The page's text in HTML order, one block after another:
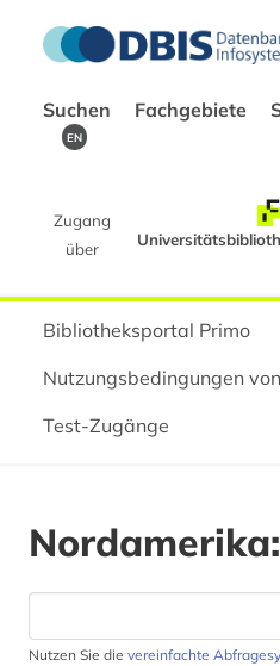
Suchen Fachgebiete
EN
Zugang
über
Bibliotheksportal Primo
Nutzungsbedingungen
Test-Zugänge
Nutzen Sie die vereinfachte